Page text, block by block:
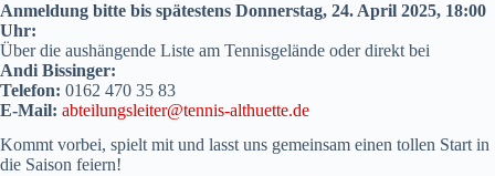
Anmeldung bitte bis spätestens Donnerstag, 24. April 2025, 18:00
Uhr:
Über die aushängende Liste am Tennisgelände oder direkt bei
Andi Bissinger:
Telefon: 0162 470 35 83
E-Mail: abteilungsleiter@tennis-althuette.de
Kommt vorbei, spielt mit und lasst uns gemeinsam einen tollen Start in
die Saison feiern!